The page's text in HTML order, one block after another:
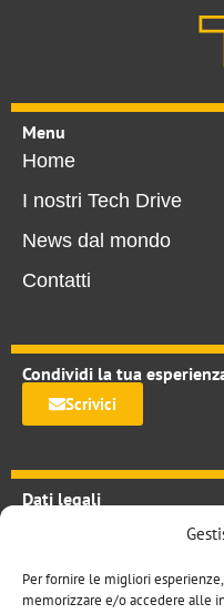
Per fornire le migliori
memorizzare e/o accedere alle
Menu
Home
I nostri Tech Drive
News dal mondo
Contatti
Condividi la tua
Scrivici
Dati legali
Studio tecnico il sestante
via Joe Colombo 10
P.iva 08890910154